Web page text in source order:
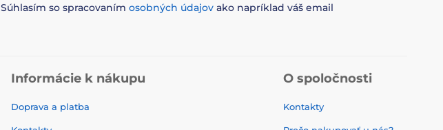
Súhlasím so spracovaním osobných údajov ako napríklad váš email
Informácie k nákupu
Doprava a platba
O spoločnosti
Kontakty